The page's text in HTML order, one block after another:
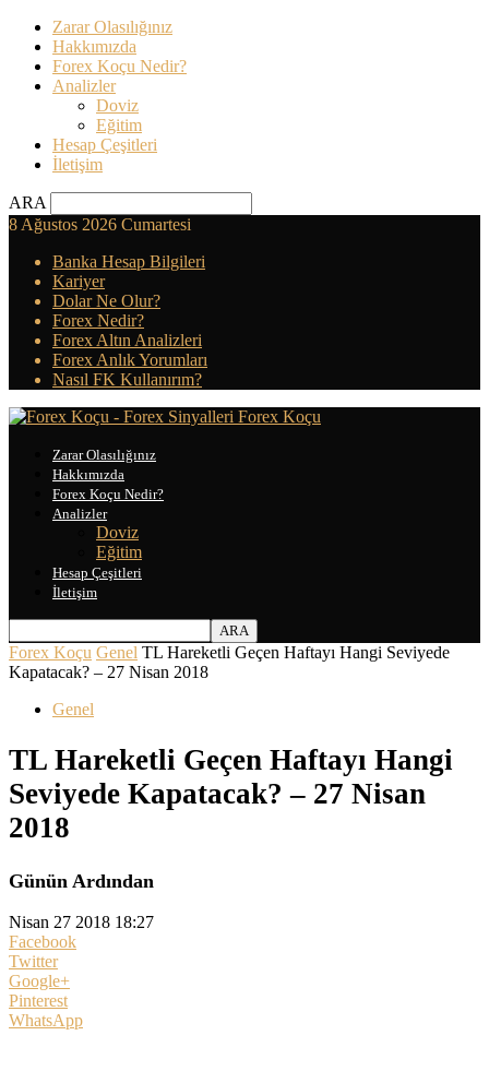
Zarar Olasılığınız
Hakkımızda
Forex Koçu Nedir?
Analizler
Doviz
Eğitim
Hesap Çeşitleri
İletişim
ARA
8 Ağustos 2026 Cumartesi
Banka Hesap Bilgileri
Kariyer
Dolar Ne Olur?
Forex Nedir?
Forex Altın Analizleri
Forex Anlık Yorumları
Nasıl FK Kullanırım?
Forex Koçu
Zarar Olasılığınız
Hakkımızda
Forex Koçu Nedir?
Analizler
Doviz
Eğitim
Hesap Çeşitleri
İletişim
Forex Koçu Genel TL Hareketli Geçen Haftayı Hangi Seviyede
Kapatacak? – 27 Nisan 2018
Genel
TL Hareketli Geçen Haftayı Hangi
Seviyede Kapatacak? – 27 Nisan
2018
Günün Ardından
Nisan 27 2018 18:27
Facebook
Twitter
Google+
Pinterest
WhatsApp